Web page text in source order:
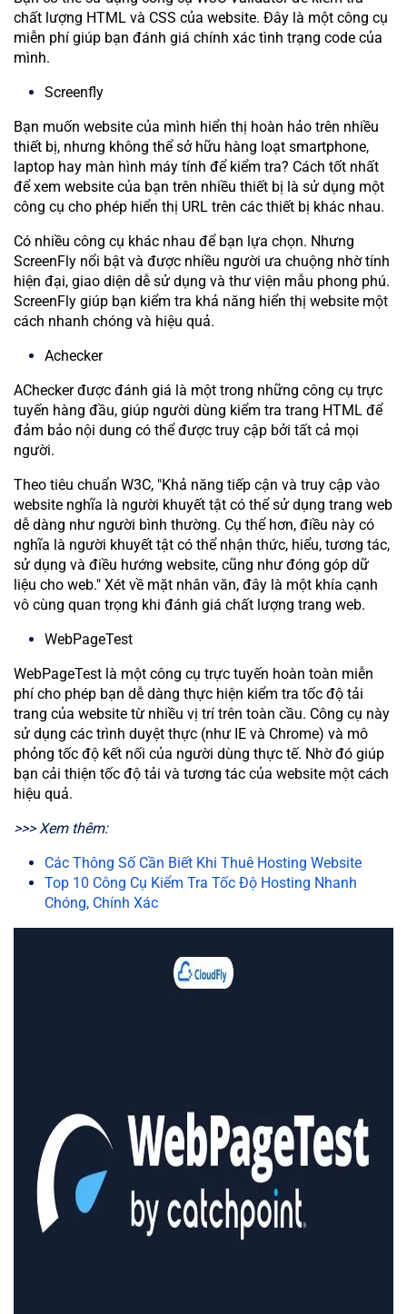
chất lượng HTML và CSS của website. Đây là một công cụ
miễn phí giúp bạn đánh giá chính xác tình trạng code của
mình.
Screenfly
Bạn muốn website của mình hiển thị hoàn hảo trên nhiều
thiết bị, nhưng không thể sở hữu hàng loạt smartphone,
laptop hay màn hình máy tính để kiểm tra? Cách tốt nhất
để xem website của bạn trên nhiều thiết bị là sử dụng một
công cụ cho phép hiển thị URL trên các thiết bị khác nhau.
Có nhiều công cụ khác nhau để bạn lựa chọn. Nhưng
ScreenFly nổi bật và được nhiều người ưa chuộng nhờ tính
hiện đại, giao diện dễ sử dụng và thư viện mẫu phong phú.
ScreenFly giúp bạn kiểm tra khả năng hiển thị website một
cách nhanh chóng và hiệu quả.
Achecker
AChecker được đánh giá là một trong những công cụ trực
tuyến hàng đầu, giúp người dùng kiểm tra trang HTML để
đảm bảo nội dung có thể được truy cập bởi tất cả mọi
người.
Theo tiêu chuẩn W3C, "Khả năng tiếp cận và truy cập vào
website nghĩa là người khuyết tật có thể sử dụng trang web
dễ dàng như người bình thường. Cụ thể hơn, điều này có
nghĩa là người khuyết tật có thể nhận thức, hiểu, tương tác,
sử dụng và điều hướng website, cũng như đóng góp dữ
liệu cho web." Xét về mặt nhân văn, đây là một khía cạnh
vô cùng quan trọng khi đánh giá chất lượng trang web.
WebPageTest
WebPageTest là một công cụ trực tuyến hoàn toàn miễn
phí cho phép bạn dễ dàng thực hiện kiểm tra tốc độ tải
trang của website từ nhiều vị trí trên toàn cầu. Công cụ này
sử dụng các trình duyệt thực (như IE và Chrome) và mô
phỏng tốc độ kết nối của người dùng thực tế. Nhờ đó giúp
bạn cải thiện tốc độ tải và tương tác của website một cách
hiệu quả.
>>> Xem thêm:
Các Thông Số Cần Biết Khi Thuê Hosting Website
Top 10 Công Cụ Kiểm Tra Tốc Độ Hosting Nhanh
Chóng, Chính Xác